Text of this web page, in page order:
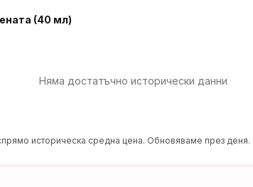
(40 мл)
Няма достатъчно исторически данни
историческа средна цена. Обновяваме през деня.